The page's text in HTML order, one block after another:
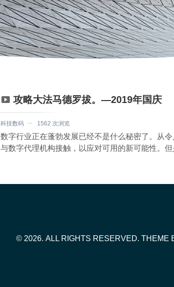
攻略大法马德罗拔。—2019年国庆
科技数码 1562 次浏览
数字行业正在蓬勃发展已经不是什么秘密了。从
与数字代理机构接触，以应对可用的新可能性。
© 2026. ALL RIGHTS RESERVED. THEME